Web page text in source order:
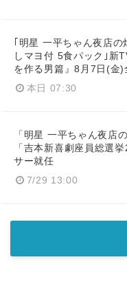
｢明星 一平ちゃん夜店の
しマヨ付 5食パック｣新
を作る男篇』8月7日(金)
本日 07:30
「明星 一平ちゃん夜店
「吉本新喜劇座員総選
サー就任
7/29 13:00